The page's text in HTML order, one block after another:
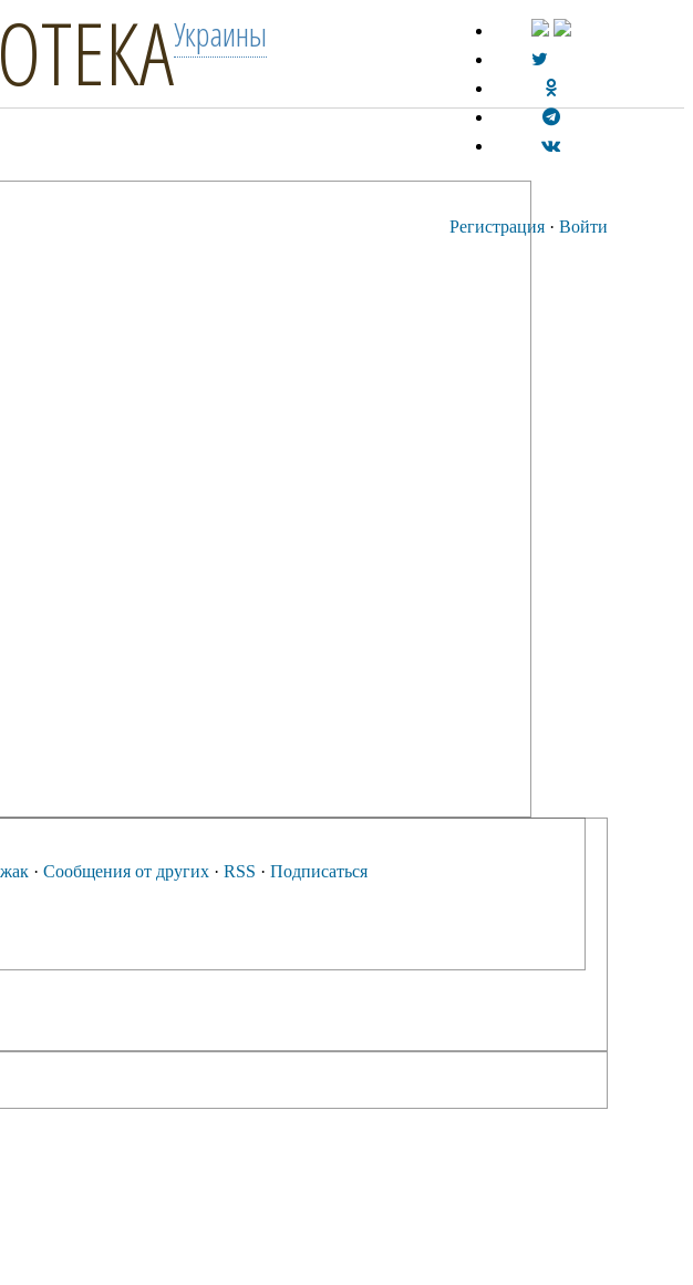
Украины
Регистрация · Войти
· Сообщения от других · RSS · Подписаться